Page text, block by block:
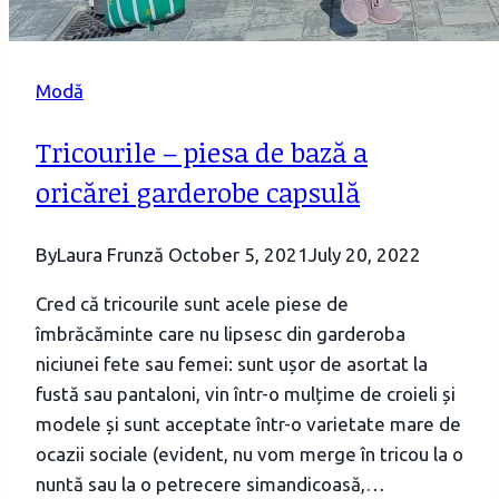
Modă
Tricourile – piesa de bază a
oricărei garderobe capsulă
ByLaura Frunză October 5, 2021 July 20, 2022
Cred că tricourile sunt acele piese de
îmbrăcăminte care nu lipsesc din garderoba
niciunei fete sau femei: sunt ușor de asortat la
fustă sau pantaloni, vin într-o mulțime de croieli și
modele și sunt acceptate într-o varietate mare de
ocazii sociale (evident, nu vom merge în tricou la o
nuntă sau la o petrecere simandicoasă,…